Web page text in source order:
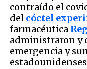
contraído el
del cóctel
farmacéutica
administraron y
emergencia y